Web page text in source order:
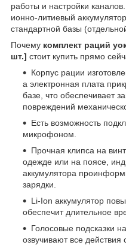
работы и настройки
ионно-литиевый
стандартной базы
Почему комплект раций
шт.] стоит купить прямо
Корпус рации
а электронная плата
базе, что обеспечивает
повреждений
Есть возможность
микрофоном.
Прочная клипса на
одежде или на поясе,
аккумулятора
зарядки.
Li-Ion аккумулятор
обеспечит длительное
Голосовые подсказки
озвучивают все